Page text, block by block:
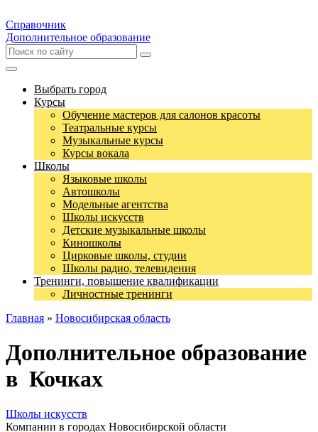
Справочник
Дополнительное образование
Выбрать город
Курсы
Обучение мастеров для салонов красоты
Театральные курсы
Музыкальные курсы
Курсы вокала
Школы
Языковые школы
Автошколы
Модельные агентства
Школы искусств
Детские музыкальные школы
Киношколы
Цирковые школы, студии
Школы радио, телевидения
Тренинги, повышение квалификации
Личностные тренинги
Главная » Новосибирская область
Дополнительное образование
в Кочках
Школы искусств
Компании в городах Новосибирской области